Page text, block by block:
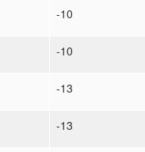
-10
-10
-13
-13